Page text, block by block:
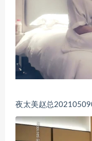
夜太美赵总